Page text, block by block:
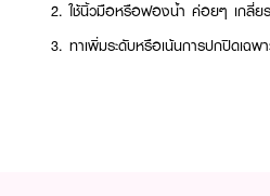
2. ใช้นิ้วมือหรือฟองน้ำ ค่อยๆ เกลี่ยร
3. ทาเพิ่มระดับหรือเน้นการปกปิดเฉพา